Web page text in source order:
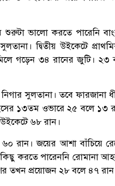
শুরুটা ভালো করতে পারেনি
দ্বিতীয় উইকেটে
গড়েন ৩৪ রানের জুটি। ২৩
সুলতানা। তবে ফারজানা
১৩তম ওভারে ২৫ বলে ১৩
৬৮ রান।
রান। জয়ের আশা বাঁচিয়ে
করতে পারেননি রোমানা
তখন প্রয়োজন ২৮ বলে ৪৭